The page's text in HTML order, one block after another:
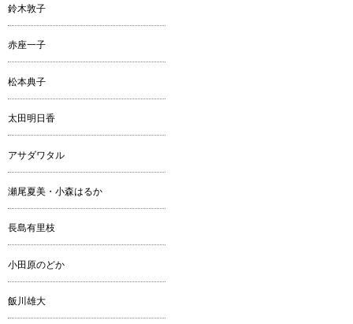
鈴木敦子
赤座一子
松本典子
太田明日香
アサダワタル
瀬尾夏美・小森はるか
長島有里枝
小田原のどか
飯川雄大